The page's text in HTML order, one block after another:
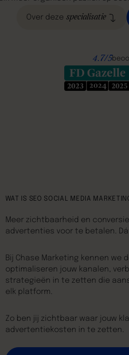
Over deze specialisatie
4.7/5
WAT IS SEO SOCIAL MEDIA
Meer zichtbaarheid en
advertenties voor te betalen.
Bij Chase Marketing kennen we
optimaliseren jouw kanalen,
strategieën in te zetten die
elk platform.
Zo ben jij zichtbaar waar jouw
advertentiekosten in te zetten.